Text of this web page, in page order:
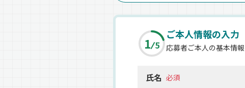
1 5
ご本人情報の入力
応募者ご本人の基本情
氏名 必須